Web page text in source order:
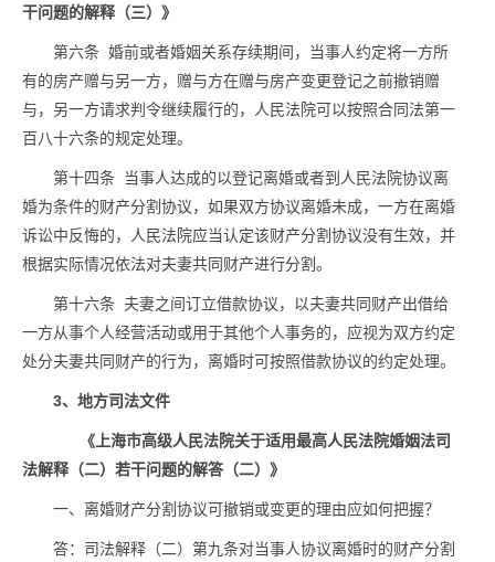
干问题的解释（三）》
第六条 婚前或者婚姻关系存续期间，当事人约定将一方所
有的房产赠与另一方，赠与方在赠与房产变更登记之前撤销赠
与，另一方请求判令继续履行的，人民法院可以按照合同法第一
百八十六条的规定处理。
第十四条 当事人达成的以登记离婚或者到人民法院协议离
婚为条件的财产分割协议，如果双方协议离婚未成，一方在离婚
诉讼中反悔的，人民法院应当认定该财产分割协议没有生效，并
根据实际情况依法对夫妻共同财产进行分割。
第十六条 夫妻之间订立借款协议，以夫妻共同财产出借给
一方从事个人经营活动或用于其他个人事务的，应视为双方约定
处分夫妻共同财产的行为，离婚时可按照借款协议的约定处理。
3、地方司法文件
《上海市高级人民法院关于适用最高人民法院婚姻法司
法解释（二）若干问题的解答（二）》
一、离婚财产分割协议可撤销或变更的理由应如何把握？
答：司法解释（二）第九条对当事人协议离婚时的财产分割